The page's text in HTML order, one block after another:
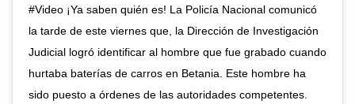
#Video ¡Ya saben quién es! La Policía Nacional comunicó
la tarde de este viernes que, la Dirección de Investigación
Judicial logró identificar al hombre que fue grabado cuando
hurtaba baterías de carros en Betania. Este hombre ha
sido puesto a órdenes de las autoridades competentes.